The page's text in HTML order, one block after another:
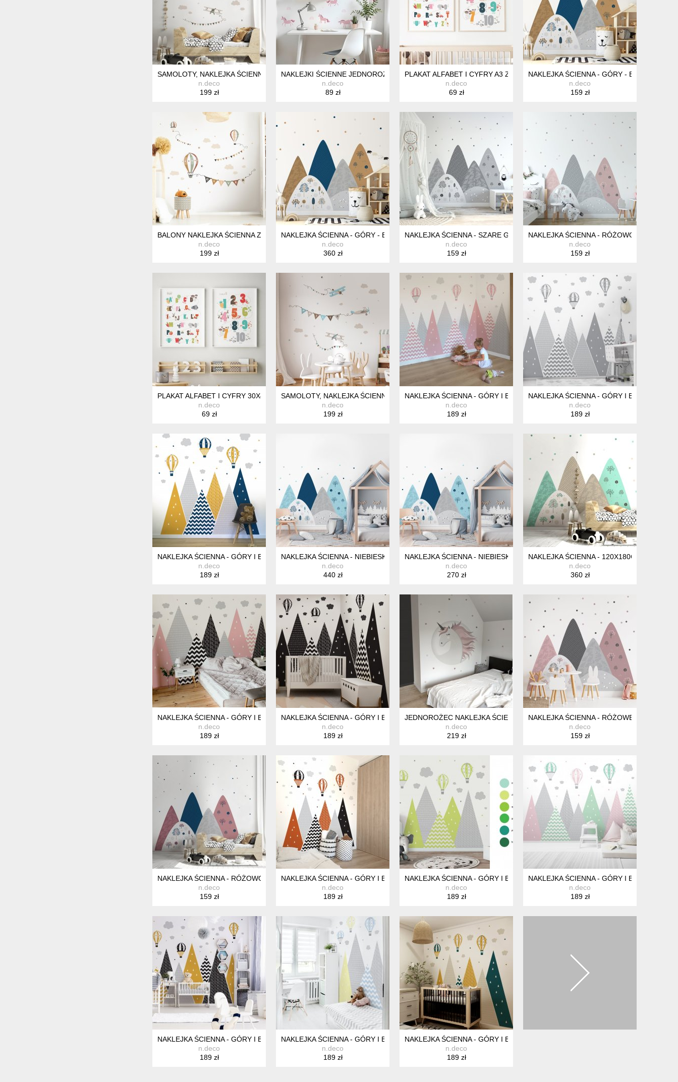
SAMOLOTY, NAKLEJKA ŚCIENNA Z IMIENIEM, NATURALNE KOLORY DO POKOJU DZIECKA, ZIELEŃ BEŻ
n.deco
199 zł
NAKLEJKI ŚCIENNE JEDNOROŻCE – RÓŻOWE NAKLEJKI DO POKOJU DZIECKA, PEGAZY W RÓŻNYCH POZACH Z
n.deco
89 zł
PLAKAT ALFABET I CYFRY A3 ZESTAW PLAKATY DLA DZIECI, PLAKAT
n.deco
69 zł
NAKLEJKA ŚCIENNA - GÓRY - BRĄZ BEŻ
n.deco
159 zł
BALONY NAKLEJKA ŚCIENNA Z IMIENIEM, NATURALNE KOLORY DO POKOJU DZIECKA, ZIELEŃ BEŻ BRĄZ, BALONY TAPETA, BALONY FOTOTAPETA
n.deco
199 zł
NAKLEJKA ŚCIENNA - GÓRY - BRĄZ BEŻ GRANAT 120X180CM
n.deco
360 zł
NAKLEJKA ŚCIENNA - SZARE GÓRY I KROPKI
n.deco
159 zł
NAKLEJKA ŚCIENNA - RÓŻOWO - SZARE
n.deco
159 zł
PLAKAT ALFABET I CYFRY 30X40CM ZESTAW PLAKATY DLA DZIECI, PLAKAT EDUKACYJNY DO POKOJU DZIECKA, DEKORACJA ŚCIENNA, ALFABET
n.deco
69 zł
SAMOLOTY, NAKLEJKA ŚCIENNA Z IMIENIEM, NATURALNE KOLORY POKÓJ DZIECKA SZYBOWIEC, BEŻ, BŁĘKITNY,
n.deco
199 zł
NAKLEJKA ŚCIENNA - GÓRY I BALONY- DELIKATNY PUDROWY RÓŻ
n.deco
189 zł
NAKLEJKA ŚCIENNA - GÓRY I BALONY -
n.deco
189 zł
NAKLEJKA ŚCIENNA - GÓRY I BALONY - MUSZTARDA I GRANATOWY
n.deco
189 zł
NAKLEJKA ŚCIENNA - NIEBIESKIE GÓRY I KROPKI 140X210CM
n.deco
440 zł
NAKLEJKA ŚCIENNA - NIEBIESKIE GÓRY I KROPKI - 100X150CM
n.deco
270 zł
NAKLEJKA ŚCIENNA - 120X180CM GÓRY I
n.deco
360 zł
NAKLEJKA ŚCIENNA - GÓRY I BALONY - RÓŻ / CZERŃ
n.deco
189 zł
NAKLEJKA ŚCIENNA - GÓRY I BALONY - CZARNY
n.deco
189 zł
JEDNOROŻEC NAKLEJKA ŚCIENNA - L - DEKORACJA POKÓJ DZIECKA
n.deco
219 zł
NAKLEJKA ŚCIENNA - RÓŻOWE GÓRY I
n.deco
159 zł
NAKLEJKA ŚCIENNA - RÓŻOWO - NIEBIESKIE GÓRY I KROPKI
n.deco
159 zł
NAKLEJKA ŚCIENNA - GÓRY I BALONY - BRĄZOWY - MIEDZIANY / CZARNY
n.deco
189 zł
NAKLEJKA ŚCIENNA - GÓRY I BALONY - ZIELONY / SZARY - 6 ODCIENI ZIELENI
n.deco
189 zł
NAKLEJKA ŚCIENNA - GÓRY I BALONY -
n.deco
189 zł
NAKLEJKA ŚCIENNA - GÓRY I BALONY - MUSZTARDOWO / CZARNE
n.deco
189 zł
NAKLEJKA ŚCIENNA - GÓRY I BALONY - PASTELOWY ŻÓŁTY / BŁĘKITNY
n.deco
189 zł
NAKLEJKA ŚCIENNA - GÓRY I BALONY - "MUSZTARDA" I CIEMNA ZIELEŃ
n.deco
189 zł